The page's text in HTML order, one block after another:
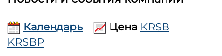
Календарь Цена KRSB
KRSBP